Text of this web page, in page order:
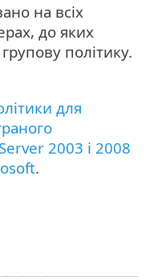
на всіх
до яких
політику.
для
2003 і 2008
.